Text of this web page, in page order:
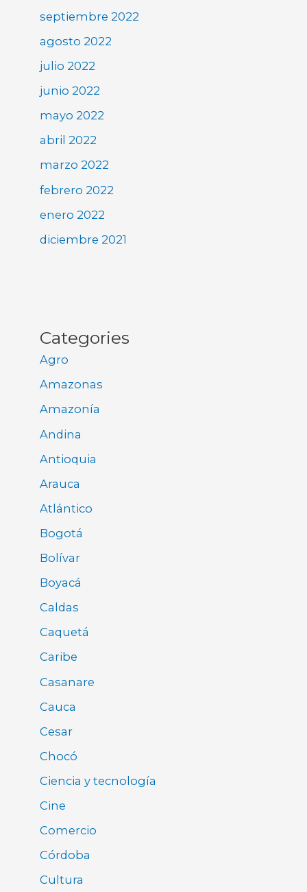
septiembre 2022
agosto 2022
julio 2022
junio 2022
mayo 2022
abril 2022
marzo 2022
febrero 2022
enero 2022
diciembre 2021
Categories
Agro
Amazonas
Amazonía
Andina
Antioquia
Arauca
Atlántico
Bogotá
Bolívar
Boyacá
Caldas
Caquetá
Caribe
Casanare
Cauca
Cesar
Chocó
Ciencia y tecnología
Cine
Comercio
Córdoba
Cultura